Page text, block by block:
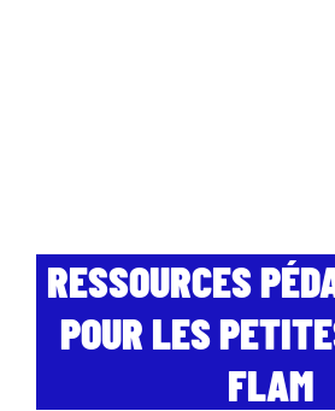
RESSOURCES
POUR LES
FLAM